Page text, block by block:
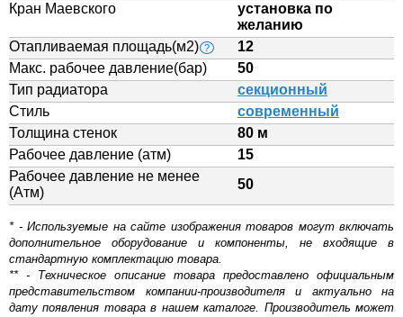
Кран Маевского
установка по
желанию
Отапливаемая площадь(м2) ?
12
Макс. рабочее давление(бар)
50
Тип радиатора
секционный
Стиль
современный
Толщина стенок
80 м
Рабочее давление (атм)
15
Рабочее давление не менее
(Атм)
50
* - Используемые на сайте изображения товаров могут включать
дополнительное оборудование и компоненты, не входящие в
стандартную комплектацию товара.
** - Техническое описание товара предоставлено официальным
представительством компании-производителя и актуально на
дату появления товара в нашем каталоге. Производитель может